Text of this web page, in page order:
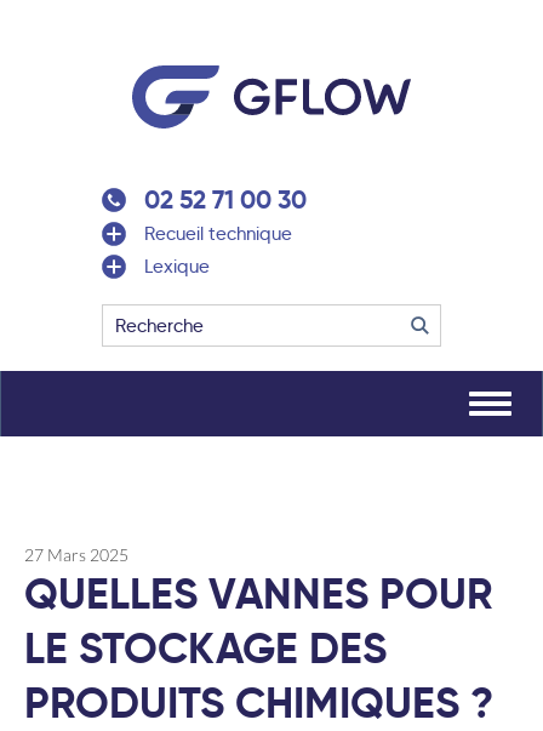
02 52 71 00 30
Recueil technique
Lexique
27 Mars 2025
QUELLES VANNES POUR
LE STOCKAGE DES
PRODUITS CHIMIQUES ?